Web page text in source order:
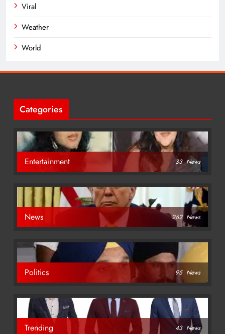
Viral
Weather
World
Categories
Entertainment 33 News
News 262 News
Politics 95 News
Trending 43 News